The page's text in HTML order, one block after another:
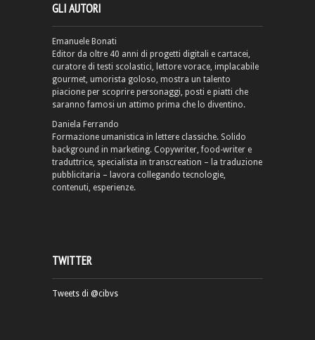
GLI AUTORI
Emanuele Bonati
Editor da oltre 40 anni di progetti digitali e cartacei,
curatore di testi scolastici, lettore vorace, implacabile
gourmet, umorista goloso, mostra un talento
piacione per scoprire personaggi, posti e piatti che
saranno famosi un attimo prima che lo diventino.
Daniela Ferrando
Formazione umanistica in lettere classiche. Solido
background in marketing. Copywriter, food-writer e
traduttrice, specialista in transcreation – la traduzione
pubblicitaria – lavora collegando tecnologie,
contenuti, esperienze.
TWITTER
Tweets di @cibvs